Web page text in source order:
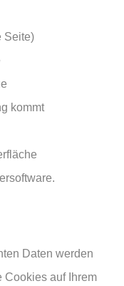
Seite)
kommt
Daten werden
Cookies auf Ihrem